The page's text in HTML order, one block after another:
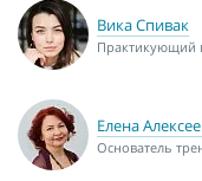
Вика Спивак
Практикующий
Елена
Основатель